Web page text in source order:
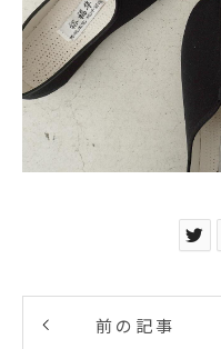
前の記事